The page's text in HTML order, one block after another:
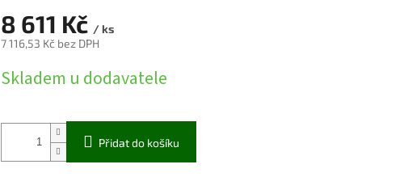
8 611 Kč / ks
7 116,53 Kč bez DPH
cena:
Skladem u dodavatele
Přidat do košíku